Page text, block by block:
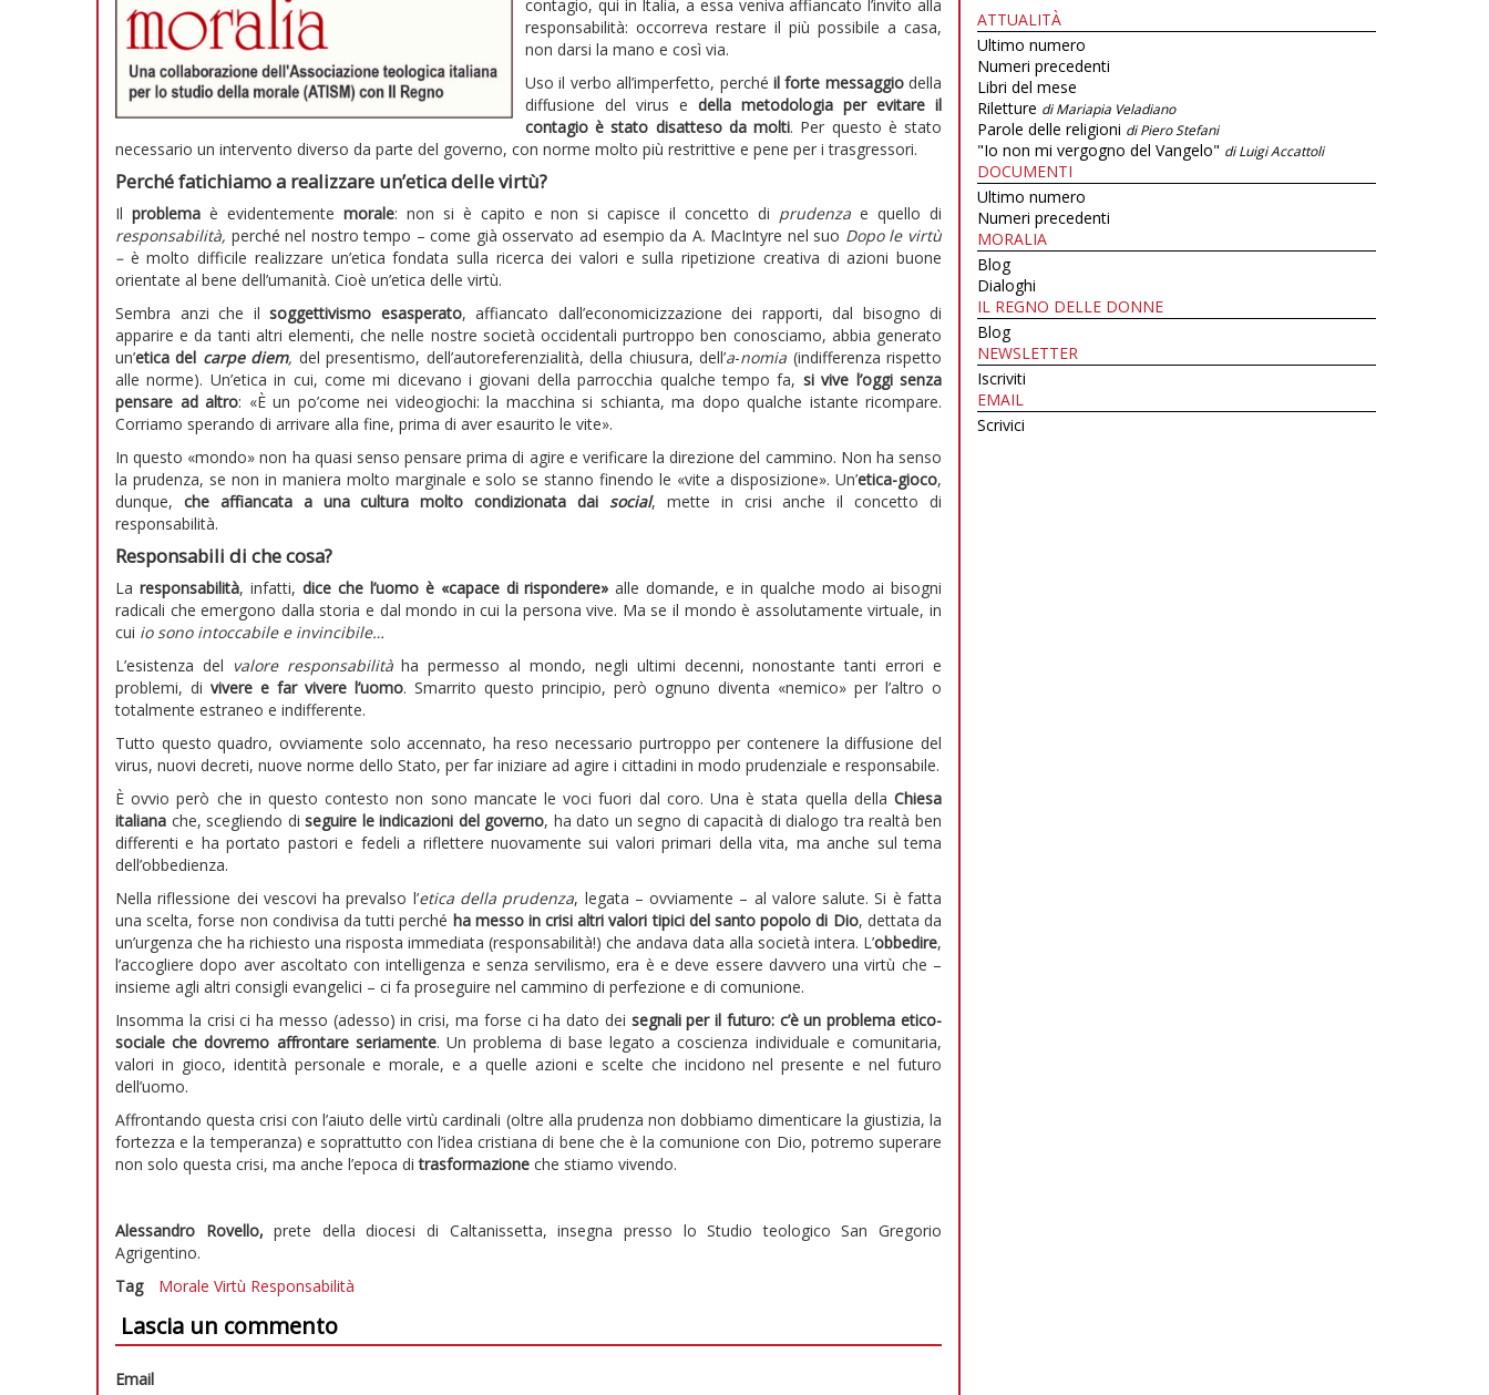
contagio, qui in Italia, a essa veniva affiancato l’invito alla
responsabilità: occorreva restare il più possibile a casa,
non darsi la mano e così via.
Uso il verbo all’imperfetto, perché il forte messaggio della
diffusione del virus e della metodologia per evitare il
contagio è stato disatteso da molti. Per questo è stato
necessario un intervento diverso da parte del governo, con norme molto più restrittive e pene per i trasgressori.
Perché fatichiamo a realizzare un’etica delle virtù?
Il problemaè evidentemente morale: non si è capito e non si capisce il concetto di prudenza e quello di
responsabilità, perché nel nostro tempo – come già osservato ad esempio da A. MacIntyre nel suo Dopo le virtù
–è molto difficile realizzare un’etica fondata sulla ricerca dei valori e sulla ripetizione creativa di azioni buone
orientate al bene dell’umanità. Cioè un’etica delle virtù.
Sembra anzi che il soggettivismo esasperato, affiancato dall’economicizzazione dei rapporti, dal bisogno di
apparire e da tanti altri elementi, che nelle nostre società occidentali purtroppo ben conosciamo, abbia generato
un’etica del carpe diem, del presentismo, dell’autoreferenzialità, della chiusura, dell’a-nomia (indifferenza rispetto
alle norme). Un’etica in cui, come mi dicevano i giovani della parrocchia qualche tempo fa, si vive l’oggi senza
pensare ad altro: «È un po’come nei videogiochi: la macchina si schianta, ma dopo qualche istante ricompare.
Corriamo sperando di arrivare alla fine, prima di aver esaurito le vite».
In questo «mondo» non ha quasi senso pensare prima di agire e verificare la direzione del cammino. Non ha senso
la prudenza, se non in maniera molto marginale e solo se stanno finendo le «vite a disposizione». Un’etica-gioco,
dunque, che affiancata a una cultura molto condizionata dai social, mette in crisi anche il concetto di
responsabilità.
Responsabili di che cosa?
La responsabilità, infatti, dice che l’uomo è «capace di rispondere» alle domande, e in qualche modo ai bisogni
radicali che emergono dalla storia e dal mondo in cui la persona vive. Ma se il mondo è assolutamente virtuale, in
cui io sono intoccabile e invincibile…
L’esistenza del valore responsabilitàha permesso al mondo, negli ultimi decenni, nonostante tanti errori e
problemi, di vivere e far vivere l’uomo. Smarrito questo principio, però ognuno diventa «nemico» per l’altro o
totalmente estraneo e indifferente.
Tutto questo quadro, ovviamente solo accennato, ha reso necessario purtroppo per contenere la diffusione del
virus, nuovi decreti, nuove norme dello Stato, per far iniziare ad agire i cittadini in modo prudenziale e responsabile.
È ovvio però che in questo contesto non sono mancate le voci fuori dal coro. Una è stata quella della Chiesa
italiana che, scegliendo diseguire le indicazioni del governo, ha dato un segno di capacità di dialogo tra realtà ben
differenti e ha portato pastori e fedeli a riflettere nuovamente sui valori primari della vita, ma anche sul tema
dell’obbedienza.
Nella riflessione dei vescovi ha prevalso l’etica della prudenza, legata – ovviamente – al valore salute. Si è fatta
una scelta, forse non condivisa da tutti perché ha messo in crisi altri valori tipici del santo popolo di Dio, dettata da
un’urgenza che ha richiesto una risposta immediata (responsabilità!) che andava data alla società intera. L’obbedire,
l’accogliere dopo aver ascoltato con intelligenza e senza servilismo, era è e deve essere davvero una virtù che –
insieme agli altri consigli evangelici – ci fa proseguire nel cammino di perfezione e di comunione.
Insomma la crisi ci ha messo (adesso) in crisi, ma forse ci ha dato dei segnali per il futuro: c’è un problema etico-
sociale che dovremo affrontare seriamente. Un problema di base legato a coscienza individuale e comunitaria,
valori in gioco, identità personale e morale, e a quelle azioni e scelte che incidono nel presente e nel futuro
dell’uomo.
Affrontando questa crisi con l’aiuto delle virtù cardinali (oltre alla prudenza non dobbiamo dimenticare la giustizia, la
fortezza e la temperanza) e soprattutto con l’idea cristiana di bene che è la comunione con Dio, potremo superare
non solo questa crisi, ma anche l’epoca ditrasformazione che stiamo vivendo.
Alessandro Rovello, prete della diocesi di Caltanissetta, insegna presso lo Studio teologico San Gregorio
Agrigentino.
Tag
Morale Virtù Responsabilità
Lascia un commento
Email
ATTUALITÀ
Ultimo numero
Numeri precedenti
Libri del mese
Riletture di Mariapia Veladiano
Parole delle religioni di Piero Stefani
"Io non mi vergogno del Vangelo" di Luigi Accattoli
DOCUMENTI
Ultimo numero
Numeri precedenti
MORALIA
Blog
Dialoghi
IL REGNO DELLE DONNE
Blog
NEWSLETTER
Iscriviti
EMAIL
Scrivici